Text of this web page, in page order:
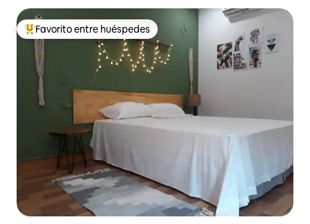
De los mejores en Favorito entre huéspedes
Favorito entre huéspedes